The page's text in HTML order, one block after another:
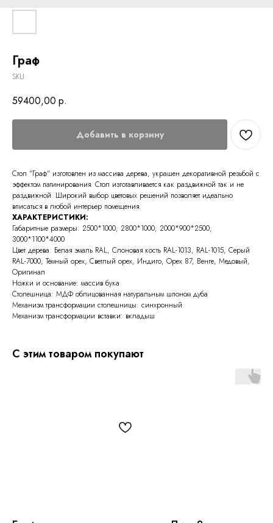
Граф
SKU:
59400,00 р.
Добавить в корзину
Стол "Граф" изготовлен из массива дерева, украшен декоративной резьбой с
эффектом патинирования. Стол изготавливается как раздвижной так и не
раздвижной. Широкий выбор цветовых решений позволяет идеально
вписаться в любой интерьер помещения.
ХАРАКТЕРИСТИКИ:
Габаритные размеры: 2500*1000; 2800*1000; 2000*900*2500;
3000*1100*4000
Цвет дерева: Белая эмаль RAL, Слоновая кость RAL-1013, RAL-1015, Серый
RAL-7000, Тёмный орех, Светлый орех, Индиго, Орех 87, Венге, Медовый,
Оригинал
Ножки и основание: массив бука
Столешница: МДФ облицованная натуральным шпоном дуба
Механизм трансформации столешницы: синхронный
Механизм трансформации вставки: вкладыш
С этим товаром покупают